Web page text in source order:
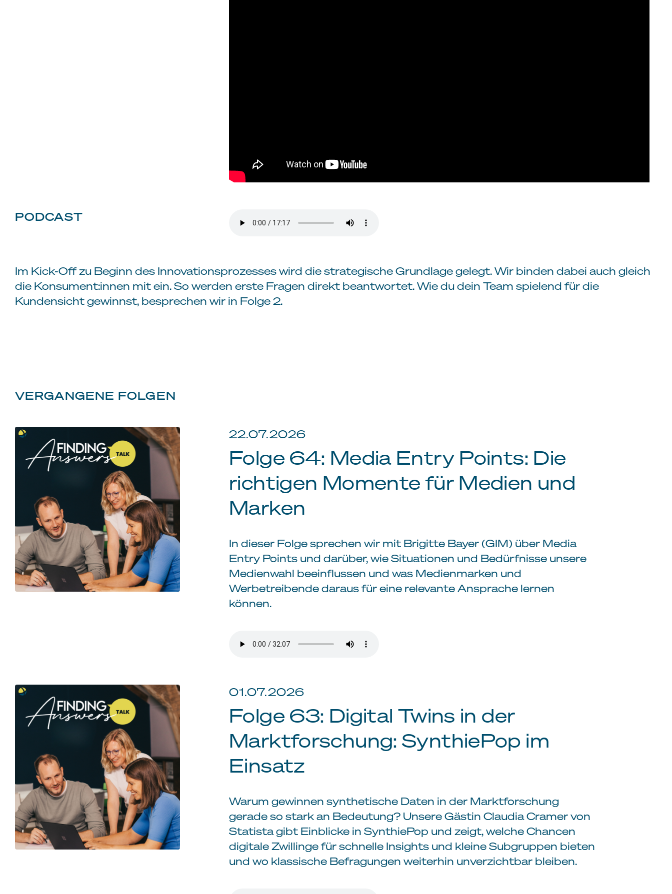
PODCAST
Im Kick-Off zu Beginn des Innovationsprozesses wird die strategische Grundlage gelegt. Wir binden dabei auch gleich
die Konsument:innen mit ein. So werden erste Fragen direkt beantwortet. Wie du dein Team spielend für die
Kundensicht gewinnst, besprechen wir in Folge 2.
VERGANGENE FOLGEN
22.07.2026
Folge 64: Media Entry Points: Die
richtigen Momente für Medien und
Marken
In dieser Folge sprechen wir mit Brigitte Bayer (GIM) über Media
Entry Points und darüber, wie Situationen und Bedürfnisse unsere
Medienwahl beeinflussen und was Medienmarken und
Werbetreibende daraus für eine relevante Ansprache lernen
können.
01.07.2026
Folge 63: Digital Twins in der
Marktforschung: SynthiePop im
Einsatz
Warum gewinnen synthetische Daten in der Marktforschung
gerade so stark an Bedeutung? Unsere Gästin Claudia Cramer von
Statista gibt Einblicke in SynthiePop und zeigt, welche Chancen
digitale Zwillinge für schnelle Insights und kleine Subgruppen bieten
und wo klassische Befragungen weiterhin unverzichtbar bleiben.